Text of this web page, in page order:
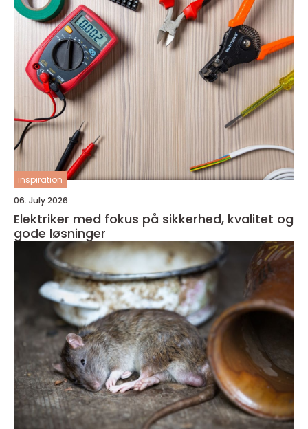
inspiration
06. July 2026
Elektriker med fokus på sikkerhed, kvalitet og
gode løsninger